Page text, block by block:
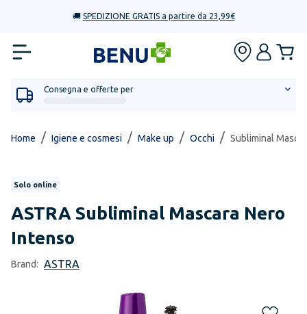
🚚 SPEDIZIONE GRATIS a partire da 23,99€
Consegna e offerte per
Home / Igiene e cosmesi / Make up / Occhi / Subliminal
Solo online
ASTRA Subliminal Mascara Nero
Intenso
Brand: ASTRA